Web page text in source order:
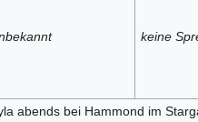
keine
abends bei Hammond im